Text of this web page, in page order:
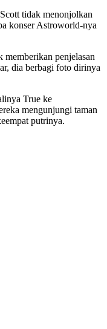
tidak menonjolkan
konser Astroworld-nya
memberikan penjelasan
dia berbagi foto dirinya
True ke
mengunjungi taman
putrinya.